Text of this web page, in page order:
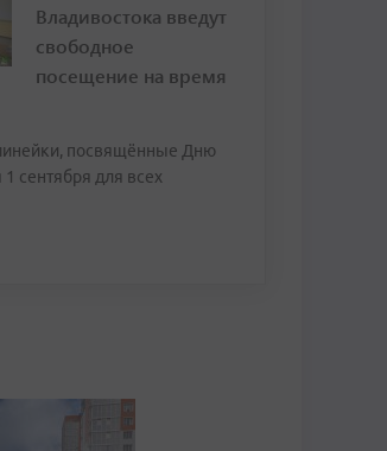
Владивостока введут
свободное
посещение на время
посвящённые Дню
1 сентября для всех